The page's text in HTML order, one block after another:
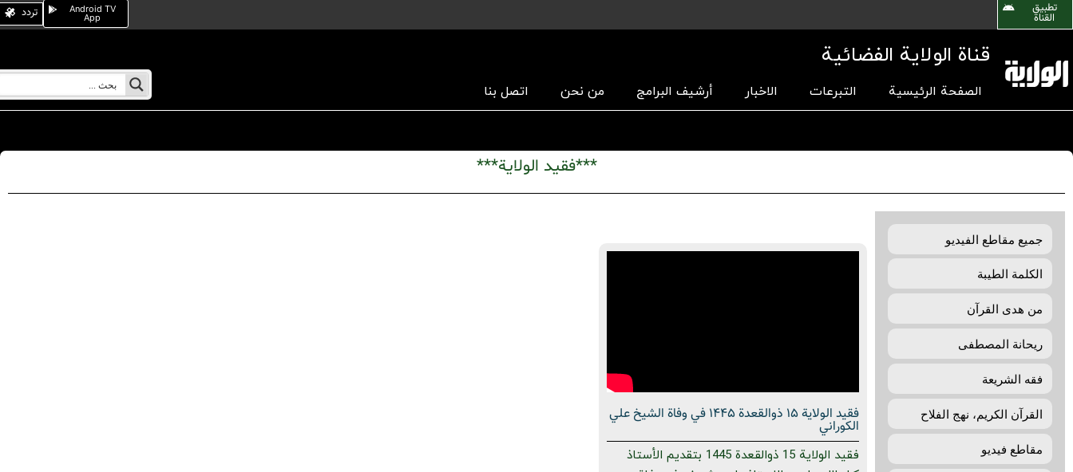
تطبیق
القناة
Android TV
App تردد
قناة الولاية الفضائية
الصفحة الرئيسية التبرعات الاخبار أرشیف البرامج من نحن اتصل بنا
***فقيد الولاية***
جمیع مقاطع الفیدیو
الکلمة الطيبة
من هدی القرآن
ريحانة المصطفی
فقه الشريعة
القرآن الكريم، نهج الفلاح
مقاطع فيديو
فقيد الولاية 15 ذوالقعدة 1445 في وفاة الشيخ علي
الكوراني
فقيد الولاية 15 ذوالقعدة 1445 بتقديم الأستاذ